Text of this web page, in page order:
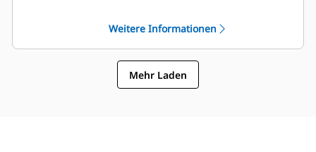
bedienen. Sie haben den Vorteil
des geringeren Aufwandes und
der verbesserten Steuerung nun
in Ihrer Hand!
Weitere Informationen
Mehr Laden